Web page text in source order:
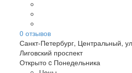
0 отзывов
Санкт-Петербург, Центральный,
Лиговский проспект
Открыто c Понедельника